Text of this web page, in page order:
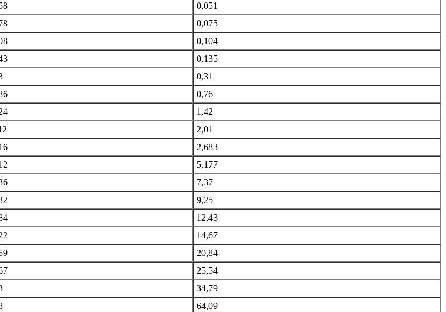
0,051
0,075
0,104
0,135
0,31
0,76
1,42
2,01
2,683
5,177
7,37
9,25
12,43
14,67
20,84
25,54
34,79
64,09